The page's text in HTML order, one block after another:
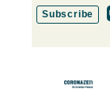
Subscribe